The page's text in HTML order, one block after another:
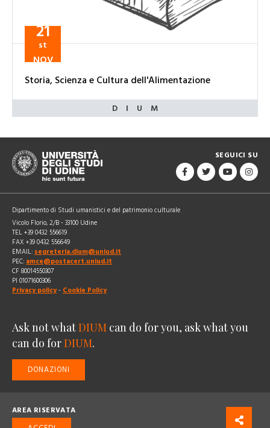
21
st
NOV
Storia, Scienza e Cultura dell'Alimentazione
SEGUICI SU
Dipartimento di Studi umanistici e del patrimonio culturale
Vicolo Florio, 2/B - 33100 Udine
TEL +39 0432 556619
FAX +39 0432 556649
EMAIL: segreteria.dium@uniud.it
PEC: amce@postacert.uniud.it
CF 80014550307
PI 01071600306
Privacy policy - Cookie Policy
Ask not whatDIUM can do for you, ask what you
can do forDIUM.
DONAZIONI
AREA RISERVATA